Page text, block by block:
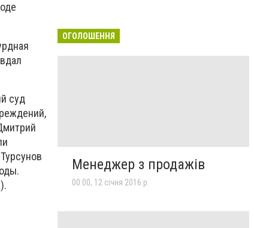
суд
ОГОЛОШЕННЯ
Менеджер з продажів
00:00, 12 січня 2016 р.